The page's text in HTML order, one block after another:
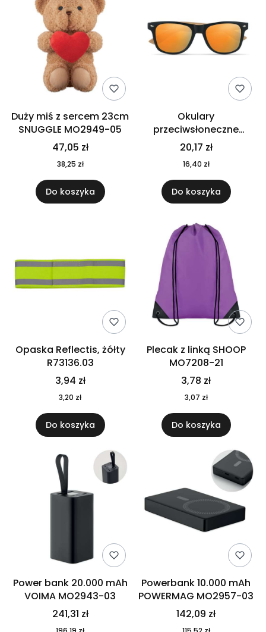
Duży miś z sercem 23cm
SNUGGLE MO2949-05
47,05 zł
38,25 zł
Do koszyka
Okulary
przeciwsłoneczne
CALIFORNIA TOUCH
MO9617-10
20,17 zł
16,40 zł
Do koszyka
Opaska Reflectis, żółty
R73136.03
3,94 zł
3,20 zł
Do koszyka
Plecak z linką SHOOP
MO7208-21
3,78 zł
3,07 zł
Do koszyka
Power bank 20.000 mAh
VOIMA MO2943-03
241,31 zł
Powerbank 10.000 mAh
POWERMAG MO2957-03
142,09 zł